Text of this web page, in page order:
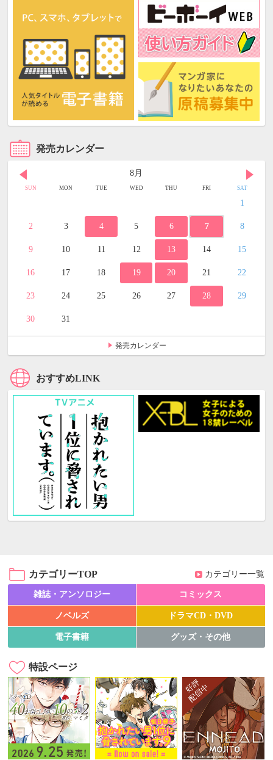
発売カレンダー
8月
SUN MON TUE WED THU FRI SAT
1
2 3 4 5 6 7 8
9 10 11 12 13 14 15
16 17 18 19 20 21 22
23 24 25 26 27 28 29
30 31
発売カレンダー
おすすめLINK
カテゴリーTOP カテゴリー一覧
雑誌・アンソロジー コミックス
ノベルズ ドラマCD・DVD
電子書籍 グッズ・その他
特設ページ